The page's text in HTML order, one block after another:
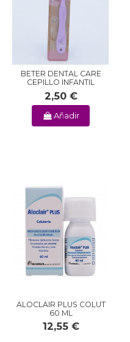
BETER DENTAL CARE
CEPILLO INFANTIL
2,50 €
Añadir
ALOCLAIR PLUS COLUT
60 ML
12,55 €